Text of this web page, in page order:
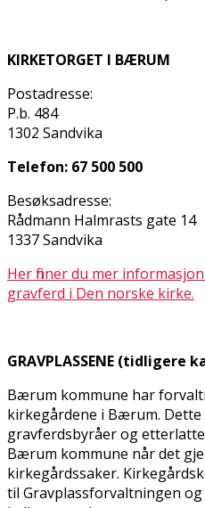
KIRKETORGET I BÆRUM
Postadresse:
P.b. 484
1302 Sandvika
Telefon: 67 500 500
Besøksadresse:
Rådmann Halmrasts gate 14
1337 Sandvika
Her finner du mer
gravferd i Den norske kirke.
GRAVPLASSENE (tidligere
Bærum kommune har
kirkegårdene i Bærum.
gravferdsbyråer og
Bærum kommune når det
kirkegårdssaker.
til Gravplassforvaltningen